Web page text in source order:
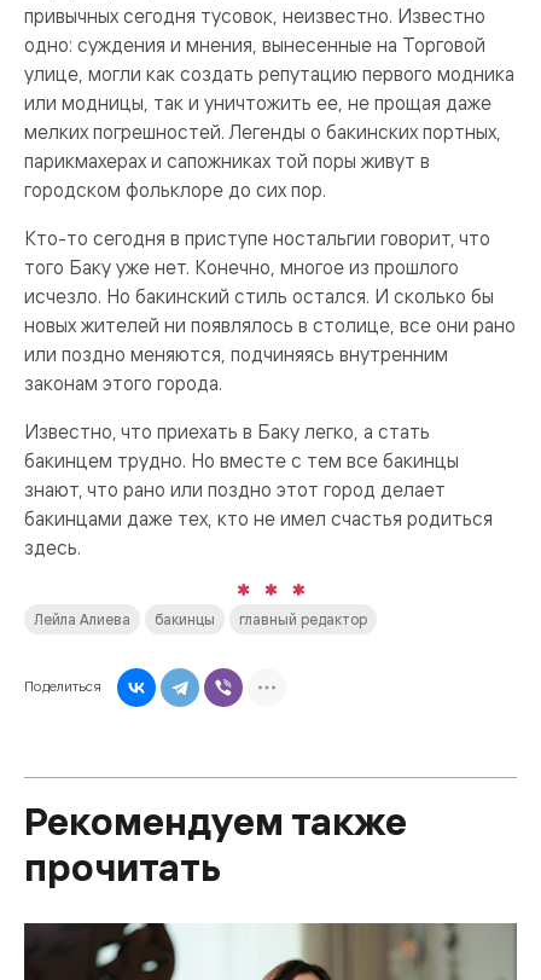
привычных сегодня тусовок, неизвестно. Известно
одно: суждения и мнения, вынесенные на Торговой
улице, могли как создать репутацию первого модника
или модницы, так и уничтожить ее, не прощая даже
мелких погрешностей. Легенды о бакинских портных,
парикмахерах и сапожниках той поры живут в
городском фольклоре до сих пор.
Кто-то сегодня в приступе ностальгии говорит, что
того Баку уже нет. Конечно, многое из прошлого
исчезло. Но бакинский стиль остался. И сколько бы
новых жителей ни появлялось в столице, все они рано
или поздно меняются, подчиняясь внутренним
законам этого города.
Известно, что приехать в Баку легко, а стать
бакинцем трудно. Но вместе с тем все бакинцы
знают, что рано или поздно этот город делает
бакинцами даже тех, кто не имел счастья родиться
здесь.
Лейла Алиева бакинцы главный редактор
Поделиться
Рекомендуем также
прочитать